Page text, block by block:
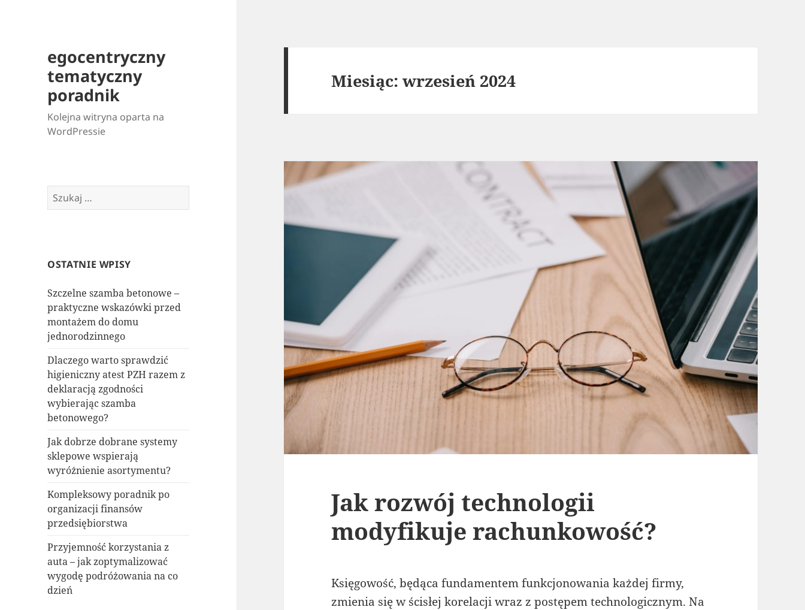
egocentryczny
tematyczny
poradnik
Kolejna witryna oparta na
WordPressie
Szukaj:
OSTATNIE WPISY
Szczelne szamba betonowe –
praktyczne wskazówki przed
montażem do domu
jednorodzinnego
Dlaczego warto sprawdzić
higieniczny atest PZH razem z
deklaracją zgodności
wybierając szamba
betonowego?
Jak dobrze dobrane systemy
sklepowe wspierają
wyróżnienie asortymentu?
Kompleksowy poradnik po
organizacji finansów
przedsiębiorstwa
Przyjemność korzystania z
auta – jak zoptymalizować
wygodę podróżowania na co
dzień
Miesiąc:wrzesień 2024
Jak rozwój technologii
modyfikuje rachunkowość?
Księgowość, będąca fundamentem funkcjonowania każdej firmy,
zmienia się w ścisłej korelacji wraz z postępem technologicznym. Na